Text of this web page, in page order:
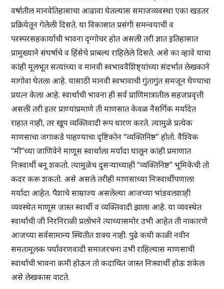
वर्षातील मानवेतिहासाचा आढावा घेतल्यास समाजव्यवस्था एका खडतर
प्रक्रियेतून गेलेली दिसते. या विकासात प्रसंगी समन्वयाची व
परस्परसहकार्याची भावना दृग्गोचर होत असली तरी ज्ञात इतिहासात
प्रामुख्याने संघर्षाचे व हिंसेचे प्राबल्य राहिलेले दिसते. असे का व्हावे याचा
कांही मूलभूत सत्यांच्या व मानवी स्वभाववैशिष्ट्यांच्या संदर्भात लेखकाने
मागोवा घेतला आहे. यासाठी मानवी स्वभावाची गुंतागुंत समजून घेण्याचा
प्रयत्न केला आहे. स्वार्थाची भावना ही सर्व प्राणिमात्रातील सहजप्रवृत्ती
असली तरी इतर प्राण्यांप्रमाणे ती माणसात केवळ नैसर्गिक मर्यादेत
राहात नाही, तर खूप व्यक्तिवादी रूप धारण करते. त्यामुळे प्रत्येक
माणसाचा जगाकडे पाहण्याचा दृष्टिकोन “व्यक्तिनिष्ठ” होतो. वैश्विक
“मी”च्या जाणिवेने माणूस स्वार्थाला मर्यादा घालून कांही प्रमाणात
निःस्वार्थी बनू शकतो. त्यामुळेच दुसऱ्याच्याही “व्यक्तिनिष्ठ” भूमिकेची तो
कदर करू शकतो. असे असले तरीही माणसाच्या निःस्वार्थीपणाला
मर्यादा आहेत. पैशाचे साम्राज्य असलेल्या आजच्या भांडवलशाही
व्यवस्थेत माणूस जास्त स्वार्थी व व्यक्तिवादी झाला आहे. या व्यवस्थेत
स्वार्थाची जी निरनिराळी प्रलोभने त्याच्यासमोर उभी आहेत ती नाकारणे
आजच्या सर्वसामान्य स्थितीत शक्य नाही. पुढे कधी काळी नवीन
समतामूलक पर्यावरणवादी समाजरचना उभी राहिल्यास माणसाची
स्वार्थाची भावना कमी होऊन तो कदाचित जास्त निःस्वार्थी होऊ शकेल
असे लेखकास वाटते.